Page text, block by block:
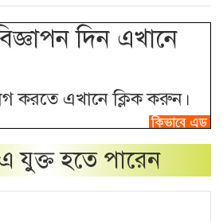
দিন এখানে
করতে এখানে ক্লিক করুন।
যুক্ত হতে পারেন